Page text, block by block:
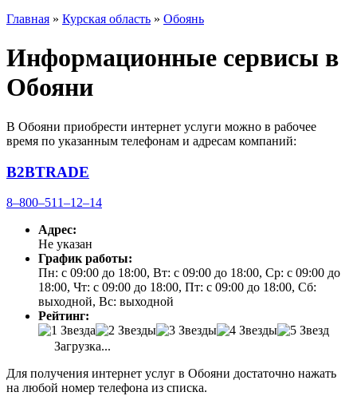
Главная » Курская область » Обоянь
Информационные сервисы в
Обояни
В Обояни приобрести интернет услуги можно в рабочее
время по указанным телефонам и адресам компаний:
B2BTRADE
8‒800‒511‒12‒14
Адрес:
Не указан
График работы:
Пн: с 09:00 до 18:00, Вт: с 09:00 до 18:00, Ср: с 09:00 до
18:00, Чт: с 09:00 до 18:00, Пт: с 09:00 до 18:00, Сб:
выходной, Вс: выходной
Рейтинг:
Загрузка...
Для получения интернет услуг в Обояни достаточно нажать
на любой номер телефона из списка.